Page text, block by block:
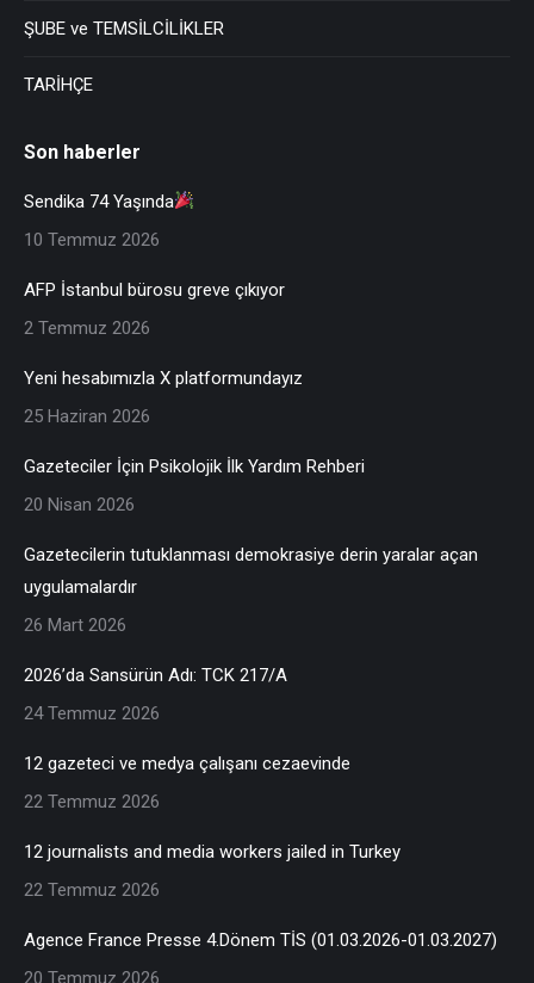
ŞUBE ve TEMSİLCİLİKLER
TARİHÇE
Son haberler
Sendika 74 Yaşında
10 Temmuz 2026
AFP İstanbul bürosu greve çıkıyor
2 Temmuz 2026
Yeni hesabımızla X platformundayız
25 Haziran 2026
Gazeteciler İçin Psikolojik İlk Yardım Rehberi
20 Nisan 2026
Gazetecilerin tutuklanması demokrasiye derin yaralar açan
uygulamalardır
26 Mart 2026
2026’da Sansürün Adı: TCK 217/A
24 Temmuz 2026
12 gazeteci ve medya çalışanı cezaevinde
22 Temmuz 2026
12 journalists and media workers jailed in Turkey
22 Temmuz 2026
Agence France Presse 4.Dönem TİS (01.03.2026-01.03.2027)
20 Temmuz 2026